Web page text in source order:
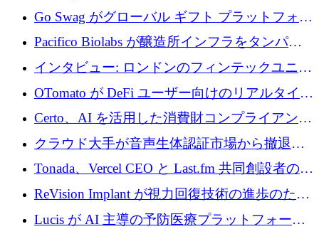
確保するために 1,500 万ドルを調達
Go Swag がグローバル ギフト プラットフォー
ムを拡大するために 500 万ドルを調達
Pacifico Biolabs が醸造所インフラをタンパク
質生産に転換するために 700 万ユーロを調達
インタビュー: ロンドンのフィンテックユニコ
ーン Tide の CEO、オリバー・プリル氏
OTomato が DeFi ユーザー向けのリアルタイム
インテリジェンス レイヤーを構築するために
Improbable から 200 万ドルを調達
Certo、AI を活用した消費財コンプライアンス
プラットフォームのために 400 万ドルを調達
クラウド大手が音声生体認証市場から撤退す
るなか、Voxmindが54万6,000ポンドのプレシ
ード資金を調達
Tonada、Vercel CEO と Last.fm 共同創設者の支
援を受けてステルス撤退
ReVision Implant が視力回復技術の進歩のため
に 400 万ユーロを確保
Lucis が AI 主導の予防医療プラットフォーム